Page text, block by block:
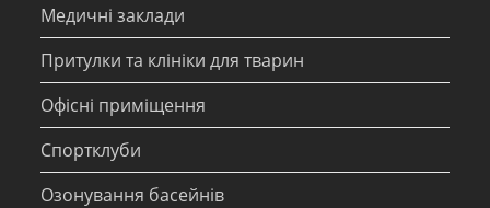
Медичні заклади
Притулки та клініки для тварин
Офісні приміщення
Спортклуби
Озонування басейнів